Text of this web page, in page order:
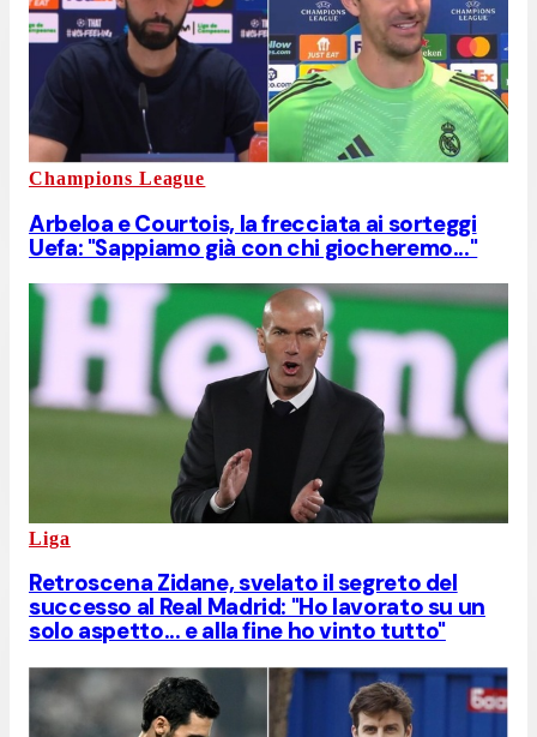
Champions League
Arbeloa e Courtois, la frecciata ai sorteggi
Uefa: "Sappiamo già con chi giocheremo..."
Liga
Retroscena Zidane, svelato il segreto del
successo al Real Madrid: "Ho lavorato su un
solo aspetto... e alla fine ho vinto tutto"